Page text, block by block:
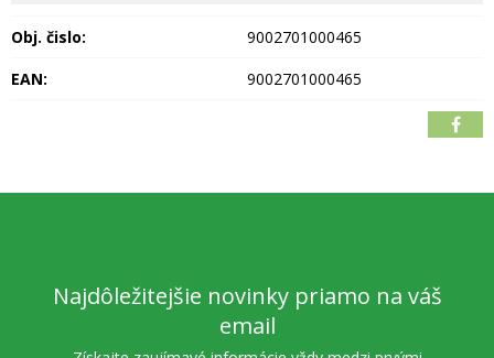
Obj. čislo:
9002701000465
EAN:
9002701000465
Najdôležitejšie novinky priamo na váš
email